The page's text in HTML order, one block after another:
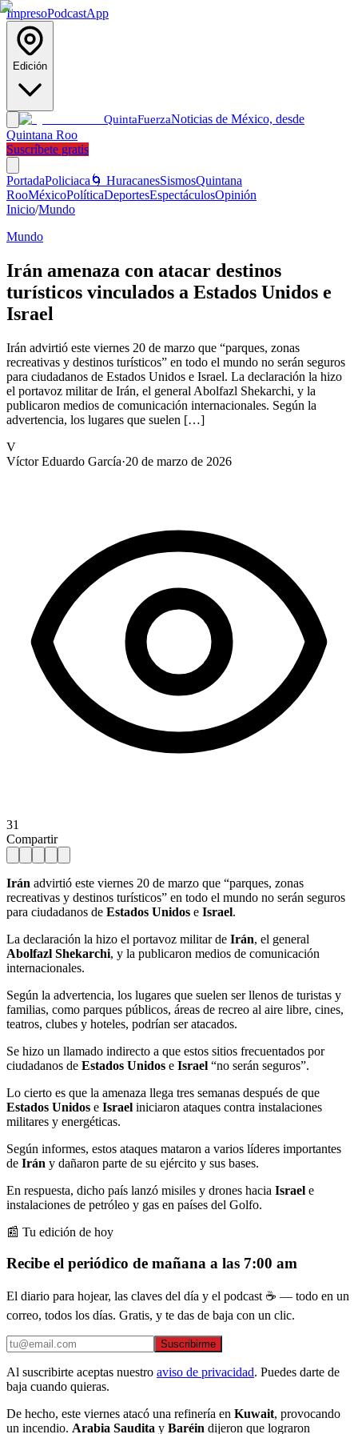
ImpresoPodcastApp
Edición
QuintaFuerzaNoticias de México, desde
Quintana Roo
Suscríbete gratis
PortadaPoliciaca 🌀 HuracanesSismosQuintana
RooMéxicoPolíticaDeportesEspectáculosOpinión
Inicio/Mundo
Mundo
Irán amenaza con atacar destinos
turísticos vinculados a Estados Unidos e
Israel
Irán advirtió este viernes 20 de marzo que “parques, zonas
recreativas y destinos turísticos” en todo el mundo no serán seguros
para ciudadanos de Estados Unidos e Israel. La declaración la hizo
el portavoz militar de Irán, el general Abolfazl Shekarchi, y la
publicaron medios de comunicación internacionales. Según la
advertencia, los lugares que suelen […]
V
Víctor Eduardo García·20 de marzo de 2026
31
Compartir
Irán advirtió este viernes 20 de marzo que “parques, zonas
recreativas y destinos turísticos” en todo el mundo no serán seguros
para ciudadanos de Estados Unidos e Israel.
La declaración la hizo el portavoz militar de Irán, el general
Abolfazl Shekarchi, y la publicaron medios de comunicación
internacionales.
Según la advertencia, los lugares que suelen ser llenos de turistas y
familias, como parques públicos, áreas de recreo al aire libre, cines,
teatros, clubes y hoteles, podrían ser atacados.
Se hizo un llamado indirecto a que estos sitios frecuentados por
ciudadanos de Estados Unidos e Israel “no serán seguros”.
Lo cierto es que la amenaza llega tres semanas después de que
Estados Unidos e Israel iniciaron ataques contra instalaciones
militares y energéticas.
Según informes, estos ataques mataron a varios líderes importantes
de Irán y dañaron parte de su ejército y sus bases.
En respuesta, dicho país lanzó misiles y drones hacia Israel e
instalaciones de petróleo y gas en países del Golfo.
📰 Tu edición de hoy
Recibe el periódico de mañana a las 7:00 am
El diario para hojear, las claves del día y el podcast ☕ — todo en un
correo, todos los días. Gratis, y te das de baja con un clic.
Suscribirme
Al suscribirte aceptas nuestro aviso de privacidad. Puedes darte de
baja cuando quieras.
De hecho, este viernes atacó una refinería en Kuwait, provocando
un incendio. Arabia Saudita y Baréin dijeron que lograron